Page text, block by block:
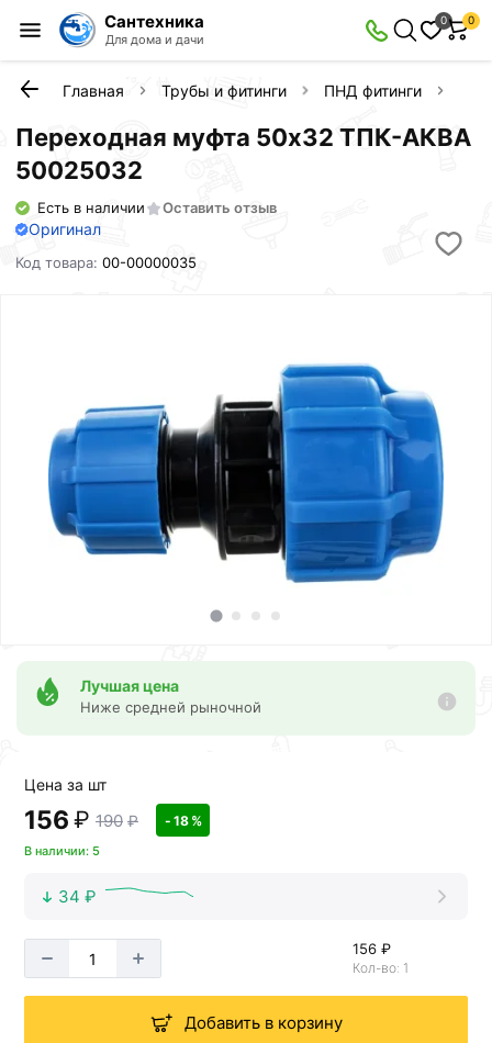
Сантехника
Для дома и дачи
0 0
Главная Трубы и фитинги ПНД фитинги
Переходная муфта 50x32 ТПК-АКВА
50025032
Есть в наличии Оставить отзыв
Оригинал
Код товара:00-00000035
Лучшая цена
Ниже средней рыночной
Цена за шт
156 ₽ 190 ₽ - 18 %
В наличии: 5
34 ₽
156 ₽
Кол-во: 1
Добавить в корзину